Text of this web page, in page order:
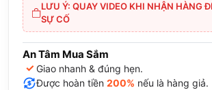
LƯU Ý: QUAY VIDEO KHI NHẬN HÀNG
SỰ CỐ
An Tâm Mua Sắm
✓ Giao nhanh & đúng hẹn.
Được hoàn tiền 200% nếu là hàng giả.